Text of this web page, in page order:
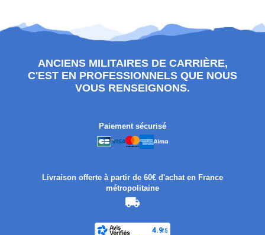
ANCIENS MILITAIRES DE CARRIÈRE,
C'EST EN PROFESSIONNELS QUE NOUS
VOUS RENSEIGNONS.
Paiement sécurisé
Livraison offerte à partir de 60€ d'achat en France
métropolitaine